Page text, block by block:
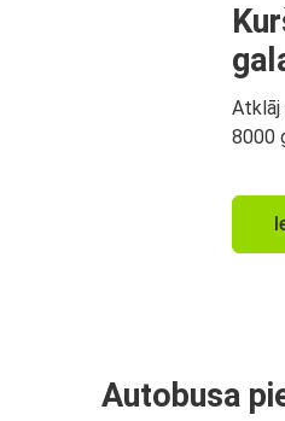
Atklāj
8000
Autobusa